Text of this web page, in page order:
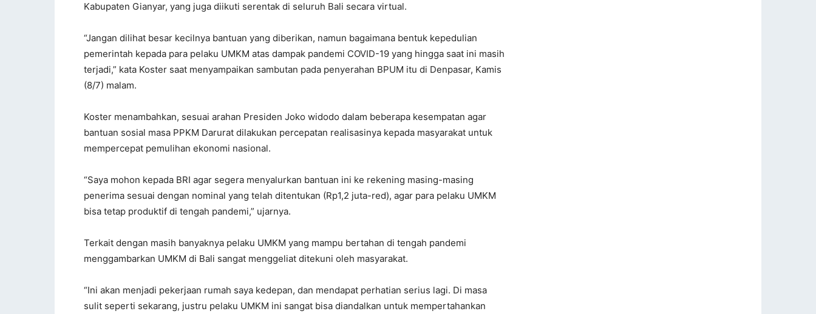
Kabupaten Gianyar, yang juga diikuti serentak di seluruh Bali secara virtual.
“Jangan dilihat besar kecilnya bantuan yang diberikan, namun bagaimana bentuk kepedulian
pemerintah kepada para pelaku UMKM atas dampak pandemi COVID-19 yang hingga saat ini masih
terjadi,” kata Koster saat menyampaikan sambutan pada penyerahan BPUM itu di Denpasar, Kamis
(8/7) malam.
Koster menambahkan, sesuai arahan Presiden Joko widodo dalam beberapa kesempatan agar
bantuan sosial masa PPKM Darurat dilakukan percepatan realisasinya kepada masyarakat untuk
mempercepat pemulihan ekonomi nasional.
“Saya mohon kepada BRI agar segera menyalurkan bantuan ini ke rekening masing-masing
penerima sesuai dengan nominal yang telah ditentukan (Rp1,2 juta-red), agar para pelaku UMKM
bisa tetap produktif di tengah pandemi,” ujarnya.
Terkait dengan masih banyaknya pelaku UMKM yang mampu bertahan di tengah pandemi
menggambarkan UMKM di Bali sangat menggeliat ditekuni oleh masyarakat.
“Ini akan menjadi pekerjaan rumah saya kedepan, dan mendapat perhatian serius lagi. Di masa
sulit seperti sekarang, justru pelaku UMKM ini sangat bisa diandalkan untuk mempertahankan